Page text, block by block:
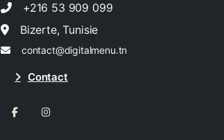
+216 53 909 099
Bizerte, Tunisie
contact@digitalmenu.tn
Contact